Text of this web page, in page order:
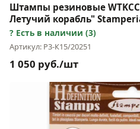
Штампы резиновые
Летучий корабль"
Есть в наличии (3)
Артикул: Р3-К15/20251
1 050 руб./шт